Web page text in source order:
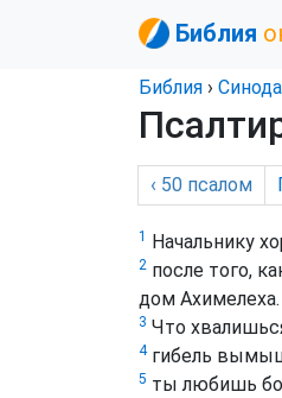
Библия
Библия ›
‹ 50 псалом
1 Начальнику
2 после того,
дом Ахимелеха.
3 Что
4гибель
5 ты любишь